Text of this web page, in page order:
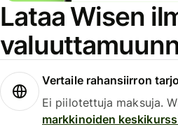
Lataa Wisen
Vertaile rahansiirron
Ei piilotettuja maksuja.
markkinoiden